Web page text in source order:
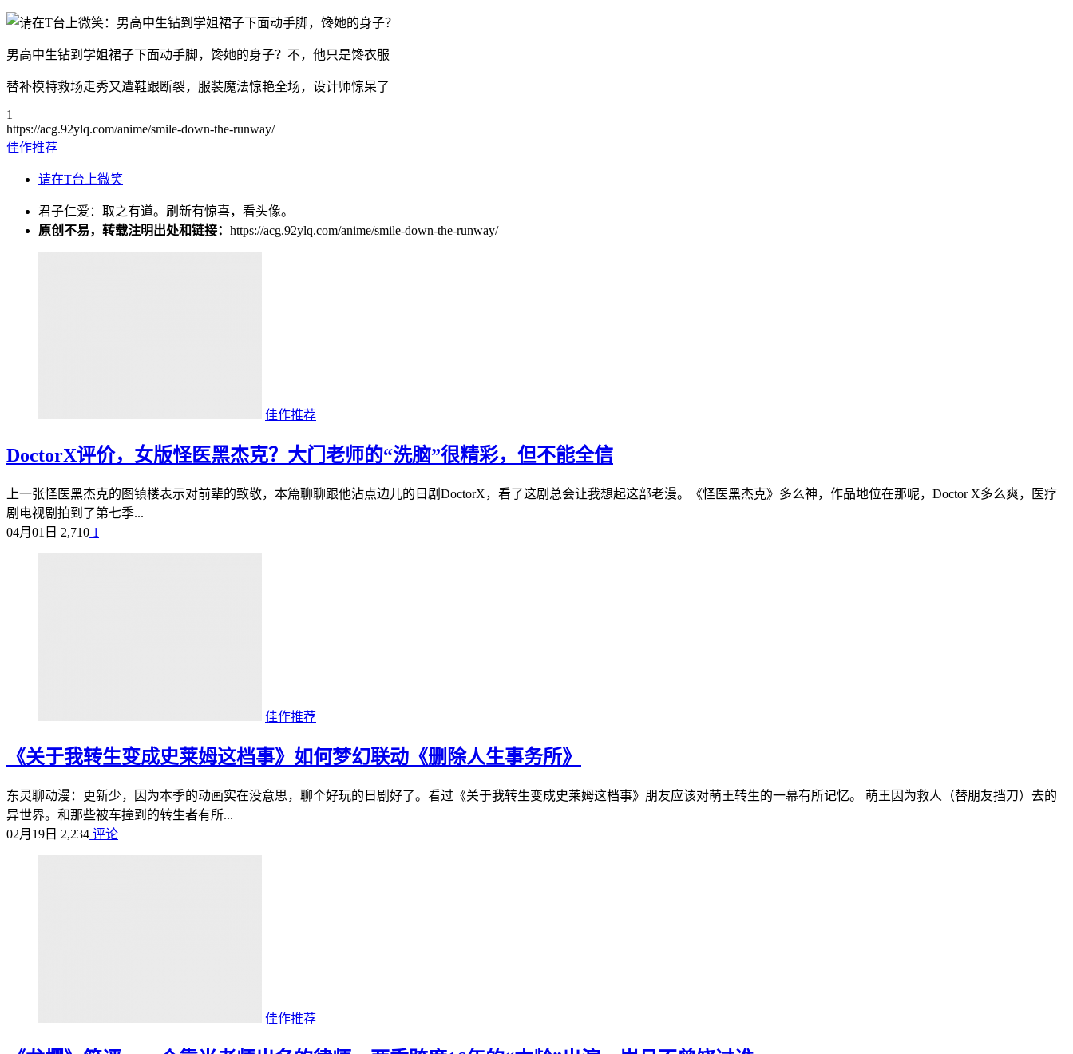
男高中生钻到学姐裙子下面动手脚，馋她的身子？不，他只是馋衣服
替补模特救场走秀又遭鞋跟断裂，服装魔法惊艳全场，设计师惊呆了
1
https://acg.92ylq.com/anime/smile-down-the-runway/
佳作推荐
请在T台上微笑
君子仁爱：取之有道。刷新有惊喜，看头像。
原创不易，转载注明出处和链接： https://acg.92ylq.com/anime/smile-down-the-runway/
佳作推荐
DoctorX评价，女版怪医黑杰克？大门老师的“洗脑”很精彩，但不能全信
上一张怪医黑杰克的图镇楼表示对前辈的致敬，本篇聊聊跟他沾点边儿的日剧DoctorX，看了这剧总会让我想起这部老漫。《怪医黑杰克》多么神，作品地位在那呢，Doctor X多么爽，医疗
剧电视剧拍到了第七季...
04月01日 2,710 1
佳作推荐
《关于我转生变成史莱姆这档事》如何梦幻联动《删除人生事务所》
东灵聊动漫：更新少，因为本季的动画实在没意思，聊个好玩的日剧好了。看过《关于我转生变成史莱姆这档事》朋友应该对萌王转生的一幕有所记忆。 萌王因为救人（替朋友挡刀）去的
异世界。和那些被车撞到的转生者有所...
02月19日 2,234 评论
佳作推荐